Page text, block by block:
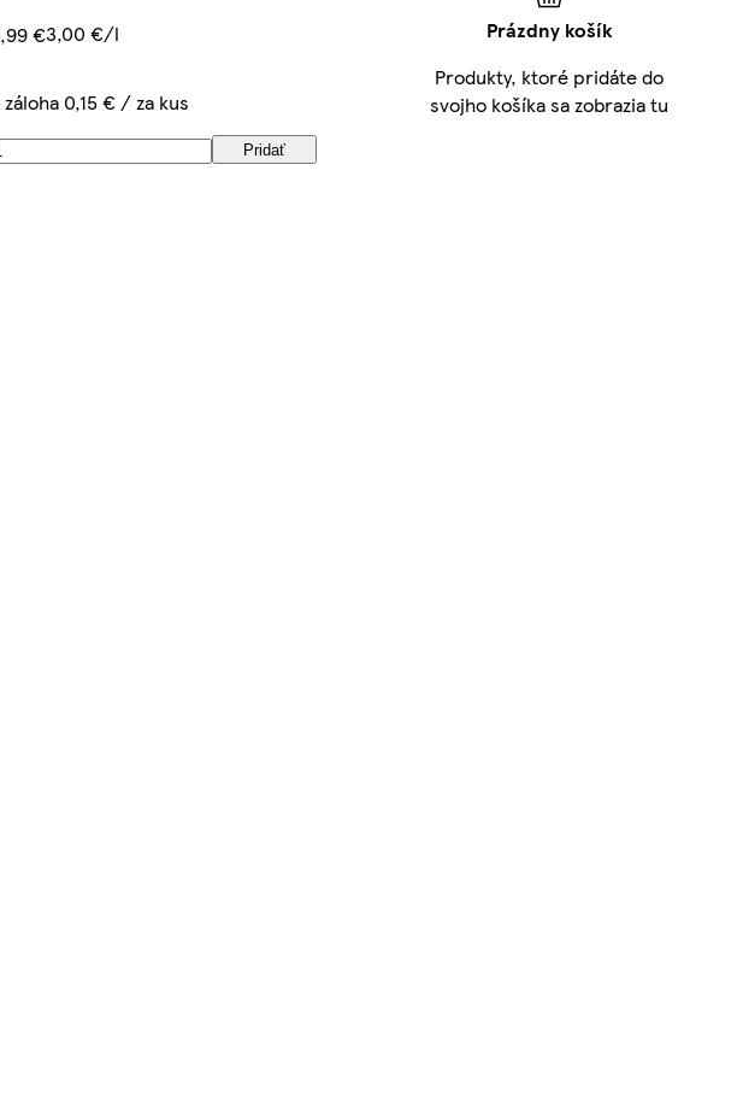
€3,00 €/l
záloha 0,15 € / za kus
Pridať
Prázdny košík
Produkty, ktoré pridáte do
svojho košíka sa zobrazia tu